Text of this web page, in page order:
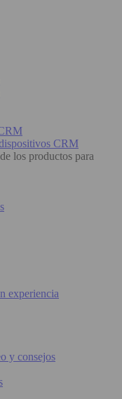
CRM
los productos para
experiencia
y consejos